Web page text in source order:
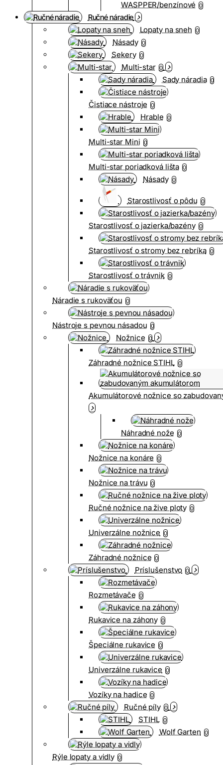
WASPPER/benzínové 0
Ručné náradie
Lopaty na sneh 0
Násady 0
Sekery 0
Multi-star 0
Sady náradia 0
Čistiace nástroje 0
Hrable 0
Multi-star Mini 0
Multi-star poriadková lišta 0
Násady 0
Starostlivosť o pôdu 0
Starostlivosť o jazierka/bazény 0
Starostlivosť o stromy bez rebríka 0
Starostlivosť o trávnik 0
Náradie s rukoväťou 0
Nástroje s pevnou násadou 0
Nožnice 0
Záhradné nožnice STIHL 0
Akumulátorové nožnice so
Náhradné nože 0
Nožnice na konáre 0
Nožnice na trávu 0
Ručné nožnice na žive ploty 0
Univerzálne nožnice 0
Záhradné nožnice 0
Príslušenstvo 0
Rozmetávače 0
Rukavice na záhony 0
Špeciálne rukavice 0
Univerzálne rukavice 0
Vozíky na hadice 0
Ručné píly 0
STIHL 0
Wolf Garten 0
Rýle lopaty a vidly 0